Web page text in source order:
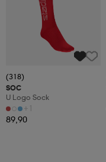
(318)
SOC
U Logo Sock
+1
89,90